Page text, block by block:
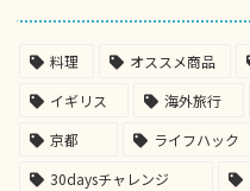
料理 オススメ商品
イギリス
海外旅行
京都
ライフハック
30daysチャレンジ